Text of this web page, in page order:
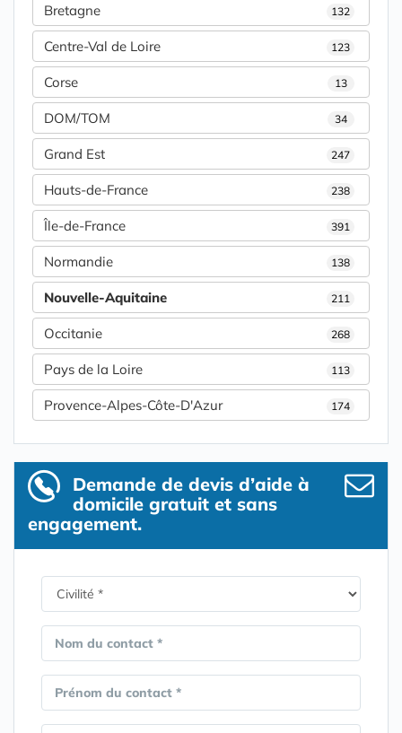
Bretagne 132
Centre-Val de Loire 123
Corse 13
DOM/TOM 34
Grand Est 247
Hauts-de-France 238
Île-de-France 391
Normandie 138
Nouvelle-Aquitaine 211
Occitanie 268
Pays de la Loire 113
Provence-Alpes-Côte-D'Azur 174
Demande de devis d’aide à
domicile gratuit et sans
engagement.
Nom du contact *
Prénom du contact *